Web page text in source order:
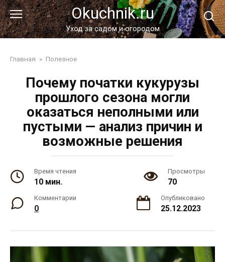
Перейти
к
контенту
Okuchnik.ru
Уход за садом и огородом
Главная » Полезное
Почему початки кукурузы
прошлого сезона могли
оказаться неполными или
пустыми — анализ причин и
возможные решения
Время чтения
10 мин.
Просмотры
70
Комментарии
0
Опубликовано
25.12.2023